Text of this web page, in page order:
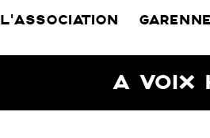
L’ASSOCIATION GARENNE
A VOIX